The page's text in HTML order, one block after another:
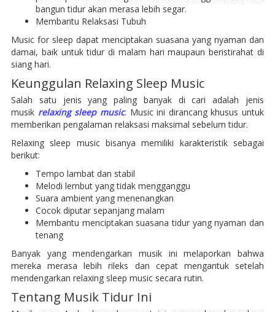
bangun tidur akan merasa lebih segar.
Membantu Relaksasi Tubuh
Music for sleep dapat menciptakan suasana yang nyaman dan
damai, baik untuk tidur di malam hari maupaun beristirahat di
siang hari.
Keunggulan Relaxing Sleep Music
Salah satu jenis yang paling banyak di cari adalah jenis
musik relaxing sleep music. Music ini dirancang khusus untuk
memberikan pengalaman relaksasi maksimal sebelum tidur.
Relaxing sleep music bisanya memiliki karakteristik sebagai
berikut:
Tempo lambat dan stabil
Melodi lembut yang tidak mengganggu
Suara ambient yang menenangkan
Cocok diputar sepanjang malam
Membantu menciptakan suasana tidur yang nyaman dan
tenang
Banyak yang mendengarkan musik ini melaporkan bahwa
mereka merasa lebih rileks dan cepat mengantuk setelah
mendengarkan relaxing sleep music secara rutin.
Tentang Musik Tidur Ini